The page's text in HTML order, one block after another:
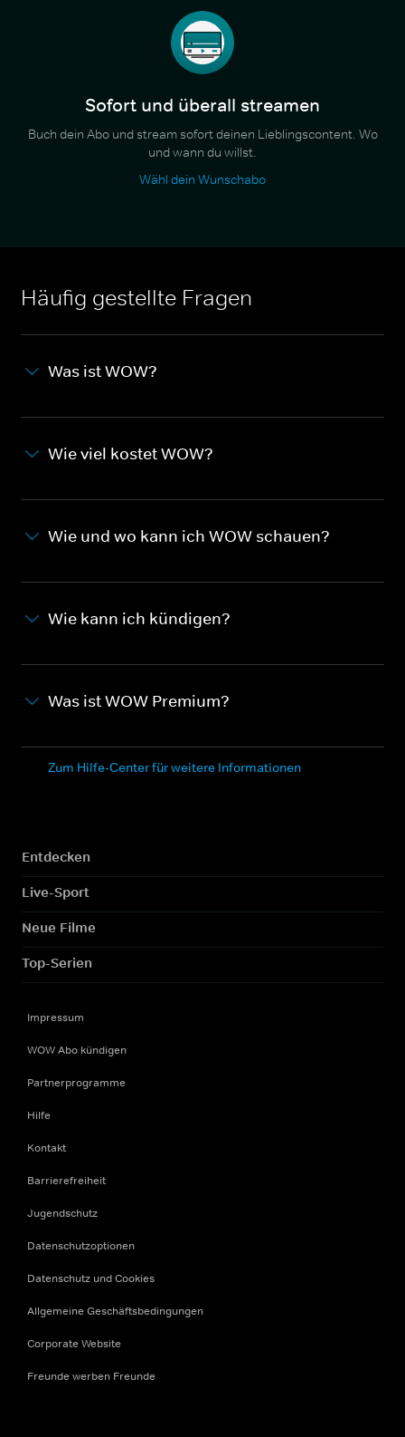
Sofort und überall streamen
Buch dein Abo und stream sofort deinen Lieblingscontent. Wo
und wann du willst.
Wähl dein Wunschabo
Häufig gestellte Fragen
Was ist WOW?
Wie viel kostet WOW?
Wie und wo kann ich WOW schauen?
Wie kann ich kündigen?
Was ist WOW Premium?
Zum Hilfe-Center für weitere Informationen
Entdecken
Live-Sport
Neue Filme
Top-Serien
Impressum
WOW Abo kündigen
Partnerprogramme
Hilfe
Kontakt
Barrierefreiheit
Jugendschutz
Datenschutzoptionen
Datenschutz und Cookies
Allgemeine Geschäftsbedingungen
Corporate Website
Freunde werben Freunde